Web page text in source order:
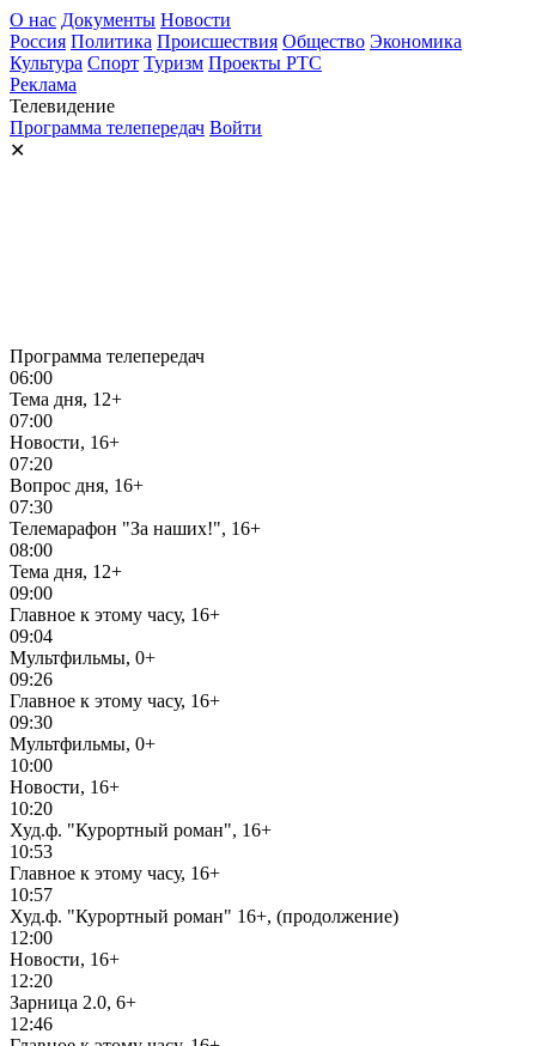
О нас Документы Новости
Россия Политика Происшествия Общество Экономика
Культура Спорт Туризм Проекты РТС
Реклама
Телевидение
Программа телепередач Войти
✕
Программа телепередач
06:00
Тема дня, 12+
07:00
Новости, 16+
07:20
Вопрос дня, 16+
07:30
Телемарафон "За наших!", 16+
08:00
Тема дня, 12+
09:00
Главное к этому часу, 16+
09:04
Мультфильмы, 0+
09:26
Главное к этому часу, 16+
09:30
Мультфильмы, 0+
10:00
Новости, 16+
10:20
Худ.ф. "Курортный роман", 16+
10:53
Главное к этому часу, 16+
10:57
Худ.ф. "Курортный роман" 16+, (продолжение)
12:00
Новости, 16+
12:20
Зарница 2.0, 6+
12:46